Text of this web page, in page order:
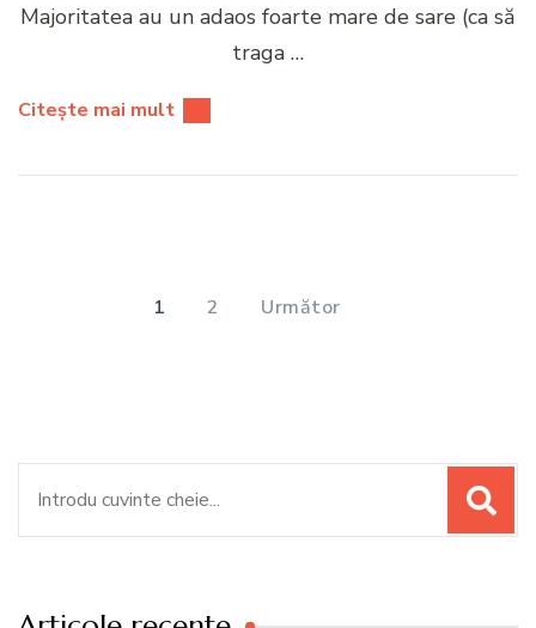
Majoritatea au un adaos foarte mare de sare (ca să
traga …
Citește mai mult
PAGINĂ
1 PAGINĂ
2 Următor